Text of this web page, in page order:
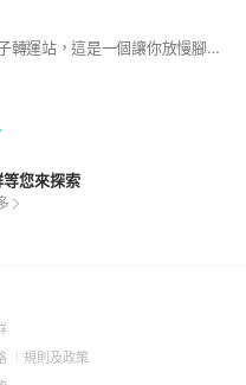
✨ 歡迎來到 GoodYen 小燕子轉運站，這是一個讓你放慢腳步，靜心轉運的療癒空間。無論是八字祈福，還是心靈重啟，這裡都將成為你迎接好運的起點。 🌱 在這裡，你將得到： • 專屬祈福與轉運指引，用八字智慧為你開啟新的能量頻道，讓生活變得更加順遂。 • 正能量滿滿的交流空間，共同成長、共度美好時光。 • 每日運勢指引、幸運色等等，小燕子會帶來幸福的訊息，收穫滿滿的幸福和啟發。 🌸 我們相信，當你願意停下來，給自己一個轉運的機會，生活將以意想不到的方式回饋你。讓 GoodYen 小燕子轉運站 成為你每天心靈的加油站，讓好運隨時降臨！
您來探索
(Open
(Open
規則及政策(Open